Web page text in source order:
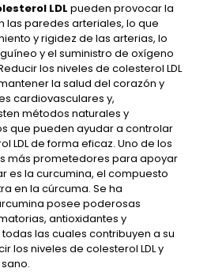
LDL pueden provocar la
las paredes arteriales, lo que
y rigidez de las arterias, lo
y el suministro de oxígeno
los niveles de colesterol LDL
la salud del corazón y
cardiovasculares y,
métodos naturales y
que pueden ayudar a controlar
LDL de forma eficaz. Uno de los
más prometedores para apoyar
es la curcumina, el compuesto
en la cúrcuma. Se ha
posee poderosas
antioxidantes y
las cuales contribuyen a su
los niveles de colesterol LDL y